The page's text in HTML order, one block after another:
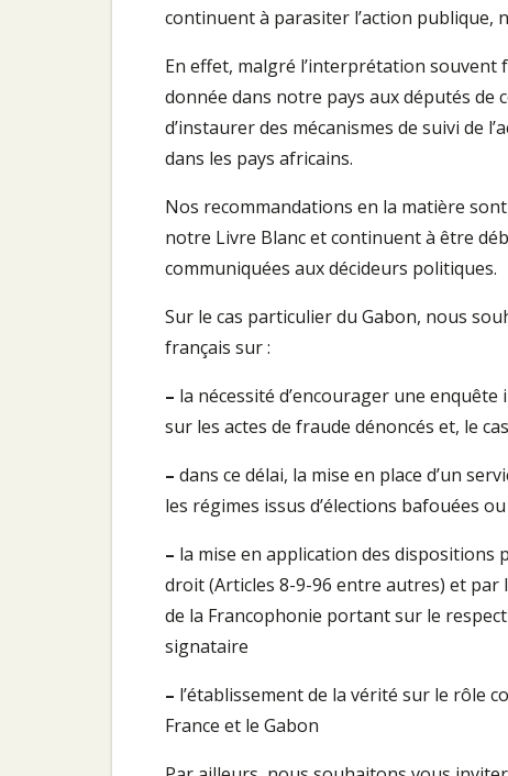
continuent à parasiter l’action publique,
En effet, malgré l’interprétation
donnée dans notre pays aux députés
d’instaurer des mécanismes de suivi de
dans les pays africains.
Nos recommandations en la matière
notre Livre Blanc et continuent à être
communiquées aux décideurs politiques.
Sur le cas particulier du Gabon, nous
français sur :
– la nécessité d’encourager une
sur les actes de fraude dénoncés et, le
– dans ce délai, la mise en place d’un
les régimes issus d’élections bafouées
– la mise en application des dispositions
droit (Articles 8-9-96 entre autres) et par
de la Francophonie portant sur le
signataire
– l’établissement de la vérité sur le rôle
France et le Gabon